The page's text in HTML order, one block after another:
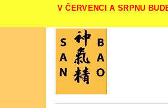
V ČERVENCI A SRPNU